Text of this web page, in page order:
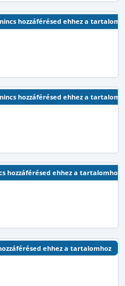
hozzáférésed ehhez a
hozzáférésed ehhez a
hozzáférésed ehhez a tartalomhoz
ehhez a tartalomhoz